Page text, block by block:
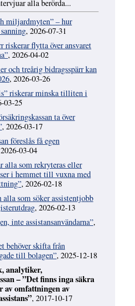
alla berörda...
miljardmyten” – hur
, 2026-07-31
riskerar flytta över ansvaret
, 2026-04-02
och treårig bidragsspärr kan
, 2026-03-26
riskerar minska tilliten i
03-25
ta över
, 2026-03-17
föreslås få egen
03-04
alla som rekryteras eller
i hemmet till vuxna med
, 2026-02-18
alla som söker assistentjobb
, 2026-02-13
inte assistansanvändarna”,
behöver skifta från
till bolagen”, 2025-12-18
analytiker,
– ”Det finns inga säkra
av omfattningen av
, 2017-10-17